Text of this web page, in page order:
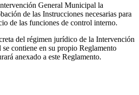
General Municipal la
de las Instrucciones necesarias para
de las funciones de control interno.
del régimen jurídico de la Intervención
contiene en su propio Reglamento
anexado a este Reglamento.